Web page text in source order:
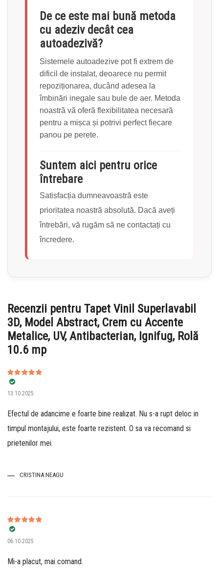
De ce este mai bună metoda
cu adeziv decât cea
autoadezivă?
Sistemele autoadezive pot fi extrem de
dificil de instalat, deoarece nu permit
repoziționarea, ducând adesea la
îmbinări inegale sau bule de aer. Metoda
noastră vă oferă flexibilitatea necesară
pentru a mișca și potrivi perfect fiecare
panou pe perete.
Suntem aici pentru orice
întrebare
Satisfacția dumneavoastră este
prioritatea noastră absolută. Dacă aveți
întrebări, vă rugăm să ne contactați cu
încredere.
Recenzii pentru Tapet Vinil Superlavabil
3D, Model Abstract, Crem cu Accente
Metalice, UV, Antibacterian, Ignifug, Rolă
10.6 mp
Evaluat la
din 5
13.10.2025
Efectul de adancime e foarte bine realizat. Nu s-a rupt deloc in
timpul montajului, este foarte rezistent. O sa va recomand si
prietenilor mei.
CRISTINA NEAGU
Evaluat la
din 5
06.10.2025
Mi-a placut, mai comand.